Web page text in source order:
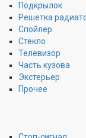
Подкрылок
Решетка
Спойлер
Стекло
Телевизор
Часть кузова
Экстерьер
Прочее